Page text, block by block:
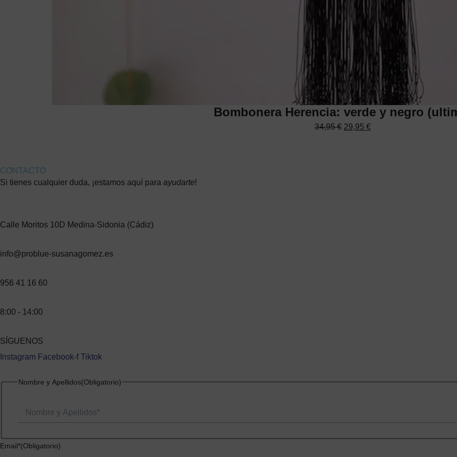
Bombonera Herencia: verde y negro
34,95€ El
29,95 €
CONTACTO
Si tienes cualquier duda, ¡estamos aquí para ayudarte!
Calle Moritos 10D Medina-Sidonia (Cádiz)
info@problue-susanagomez.es
956 41 16 60
8:00 - 14:00
SÍGUENOS
Instagram Facebook-f Tiktok
Nombre y Apellidos(Obligatorio)
Nombre
Email*(Obligatorio)